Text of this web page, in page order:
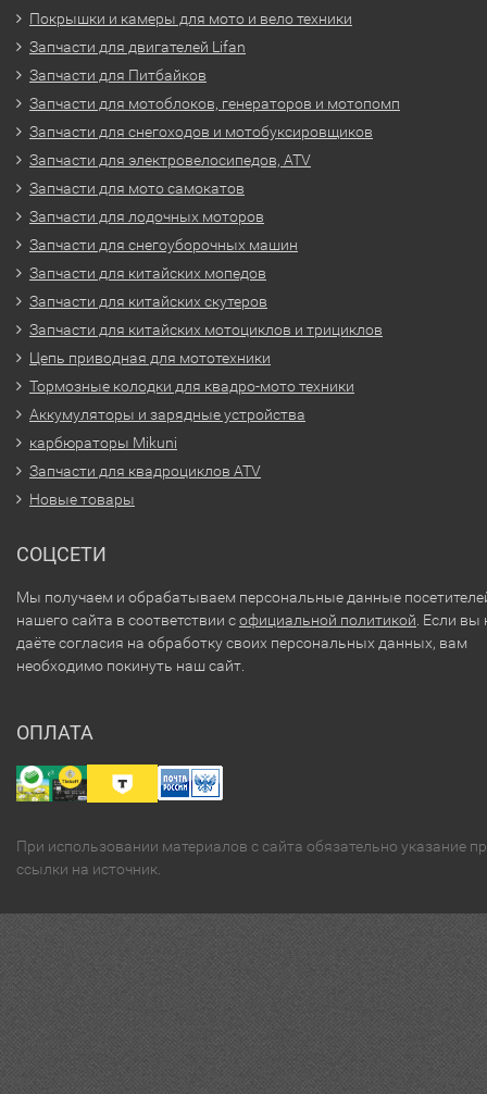
Покрышки и камеры для мото и вело техники
Запчасти для двигателей Lifan
Запчасти для Питбайков
Запчасти для мотоблоков, генераторов и мотопомп
Запчасти для снегоходов и мотобуксировщиков
Запчасти для электровелосипедов, ATV
Запчасти для мото самокатов
Запчасти для лодочных моторов
Запчасти для снегоуборочных машин
Запчасти для китайских мопедов
Запчасти для китайских скутеров
Запчасти для китайских мотоциклов и трициклов
Цепь приводная для мототехники
Тормозные колодки для квадро-мото техники
Аккумуляторы и зарядные устройства
карбюраторы Mikuni
Запчасти для квадроциклов ATV
Новые товары
СОЦСЕТИ
Мы получаем и обрабатываем персональные данные
нашего сайта в соответствии софициальной политикой . Если вы
даёте согласия на обработку своих персональных данных, вам
необходимо покинуть наш сайт.
ОПЛАТА
При использовании материалов с сайта обязательно указание
ссылки на источник.